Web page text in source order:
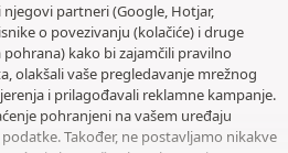
njegovi partneri (Google, Hotjar,
o povezivanju (kolačiće) i druge
kako bi zajamčili pravilno
olakšali vaše pregledavanje mrežnog
i prilagođavali reklamne kampanje.
pohranjeni na vašem uređaju
Također, ne postavljamo nikakve